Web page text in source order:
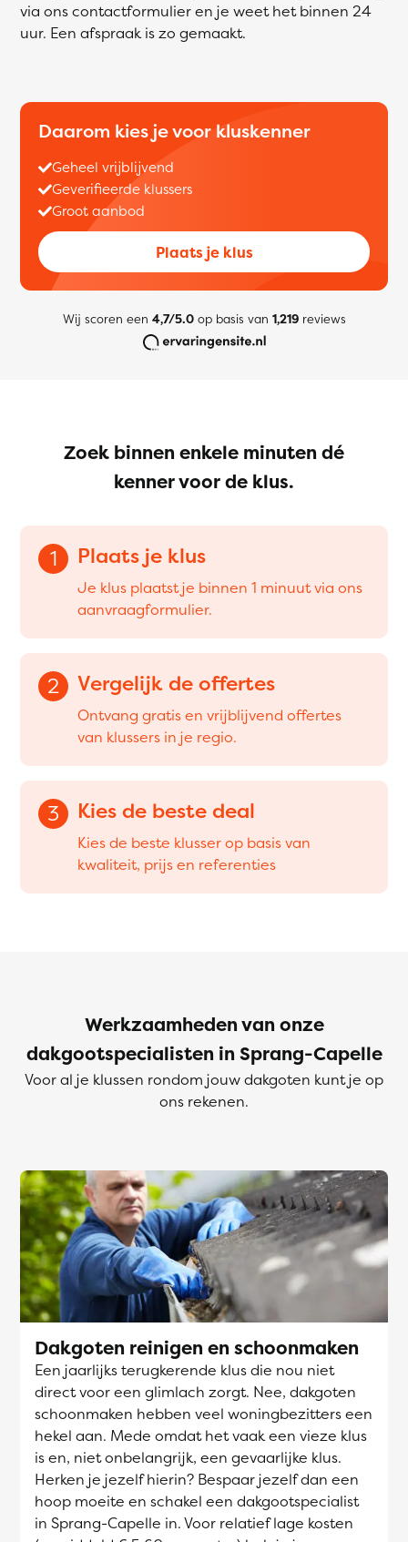
via ons contactformulier en je weet het binnen 24
uur. Een afspraak is zo gemaakt.
Daarom kies je voor kluskenner
Geheel vrijblijvend
Geverifieerde klussers
Groot aanbod
Plaats je klus
Wij scoren een 4,7/5.0op basis van 1,219reviews
Zoek binnen enkele minuten dé
kenner voor de klus.
1 Plaats je klus
Je klus plaatst je binnen 1 minuut via ons
aanvraagformulier.
2 Vergelijk de offertes
Ontvang gratis en vrijblijvend offertes
van klussers in je regio.
3 Kies de beste deal
Kies de beste klusser op basis van
kwaliteit, prijs en referenties
Werkzaamheden van onze
dakgootspecialisten in Sprang-Capelle
Voor al je klussen rondom jouw dakgoten kunt je op
ons rekenen.
Dakgoten reinigen en schoonmaken
Een jaarlijks terugkerende klus die nou niet
direct voor een glimlach zorgt. Nee, dakgoten
schoonmaken hebben veel woningbezitters een
hekel aan. Mede omdat het vaak een vieze klus
is en, niet onbelangrijk, een gevaarlijke klus.
Herken je jezelf hierin? Bespaar jezelf dan een
hoop moeite en schakel een dakgootspecialist
in Sprang-Capelle in. Voor relatief lage kosten